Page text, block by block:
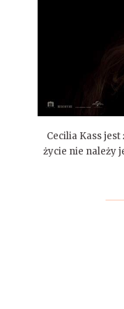
Cecilia Kass
życie nie należy